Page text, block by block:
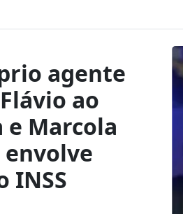
agente
ao
Marcola
envolve
INSS